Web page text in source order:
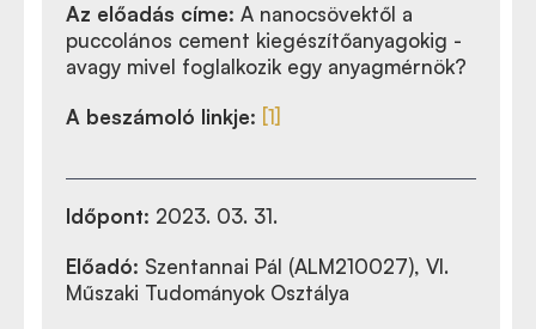
Az előadás címe: A nanocsövektől a
puccolános cement kiegészítőanyagokig -
avagy mivel foglalkozik egy anyagmérnök?
A beszámoló linkje: [1]
Időpont: 2023. 03. 31.
Előadó: Szentannai Pál (ALM210027), VI.
Műszaki Tudományok Osztálya